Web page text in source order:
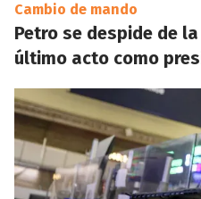
Cambio de mando
Petro se despide de
último acto como